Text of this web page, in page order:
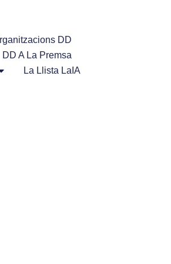
DD
DD A La Premsa
La Llista LaIA